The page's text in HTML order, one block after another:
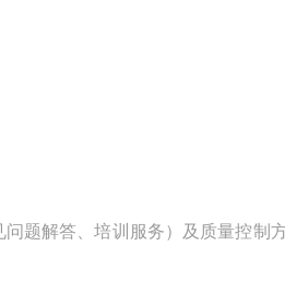
题解答、培训服务）及质量控制